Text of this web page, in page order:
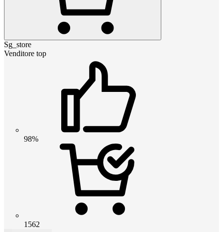
Sg_store
Venditore top
98%
1562